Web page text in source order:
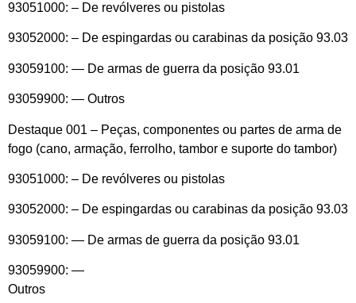
93051000: – De revólveres ou pistolas
93052000: – De espingardas ou carabinas da posição 93.03
93059100: — De armas de guerra da posição 93.01
93059900: — Outros
Destaque 001 – Peças, componentes ou partes de arma de
fogo (cano, armação, ferrolho, tambor e suporte do tambor)
93051000: – De revólveres ou pistolas
93052000: – De espingardas ou carabinas da posição 93.03
93059100: — De armas de guerra da posição 93.01
93059900: —